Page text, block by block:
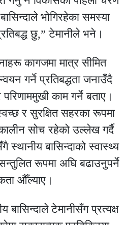
भोगिरहेका समस्या
छु,” टेमानीले भने।
कागजमा मात्र सीमित
गर्ने प्रतिबद्धता जनाउँदै
काम गर्ने बताए।
र सुरक्षित सहरका रूपमा
सोच रहेको उल्लेख गर्दै
बासिन्दाको स्वास्थ्य
सन्तुलित रूपमा अघि बढाउनुपर्ने
औँल्याए।
बासिन्दाले टेमानीसँग प्रत्यक्ष